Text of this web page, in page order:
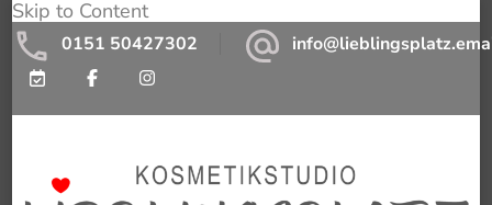
Skip to Content
0151 50427302